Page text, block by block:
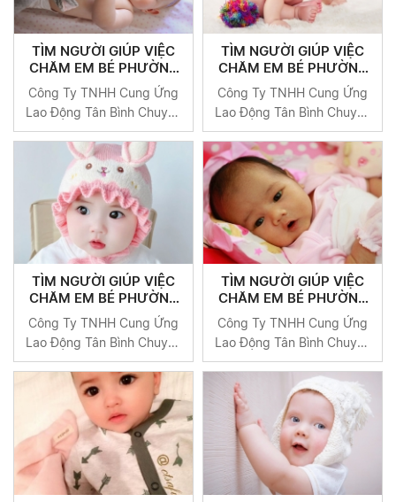
TÌM NGƯỜI GIÚP VIỆC
CHĂM EM BÉ PHƯỜNG
TRƯỜNG THẠNH QUẬN
9
Công Ty TNHH Cung Ứng
Lao Động Tân Bình Chuyên
Cung Cấp Người Giúp Việc
Uy Tín Tại TP HCM
TÌM NGƯỜI GIÚP VIỆC
CHĂM EM BÉ PHƯỜNG
TĂNG NHƠN PHÚ B
QUẬN 9
Công Ty TNHH Cung Ứng
Lao Động Tân Bình Chuyên
Cung Cấp Người Giúp Việc
Uy Tín Tại TP HCM
TÌM NGƯỜI GIÚP VIỆC
CHĂM EM BÉ PHƯỜNG
TĂNG NHƠN PHÚ A
QUẬN 9
Công Ty TNHH Cung Ứng
Lao Động Tân Bình Chuyên
Cung Cấp Người Giúp Việc
Uy Tín Tại TP HCM
TÌM NGƯỜI GIÚP VIỆC
CHĂM EM BÉ PHƯỜNG
TÂN PHÚ QUẬN 9
Công Ty TNHH Cung Ứng
Lao Động Tân Bình Chuyên
Cung Cấp Người Giúp Việc
Uy Tín Tại TP HCM